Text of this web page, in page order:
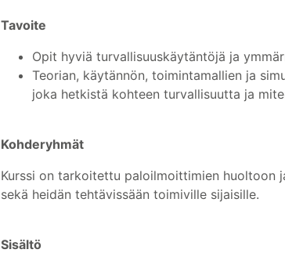
Tavoite
Opit hyviä turvallisuuskäytäntöjä ja
Teorian, käytännön, toimintamallien ja
joka hetkistä kohteen turvallisuutta ja
Kohderyhmät
Kurssi on tarkoitettu paloilmoittimien
sekä heidän tehtävissään toimiville sijaisille.
Sisältö